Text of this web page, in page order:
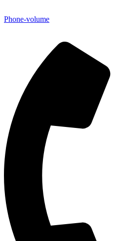
Phone-volume